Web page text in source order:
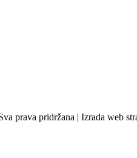
prava pridržana | Izrada web